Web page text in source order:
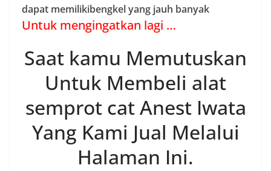
dapat memilikibengkel yang jauh banyak
Untuk mengingatkan lagi …
Saat kamu Memutuskan
Untuk Membeli alat
semprot cat Anest Iwata
Yang Kami Jual Melalui
Halaman Ini.